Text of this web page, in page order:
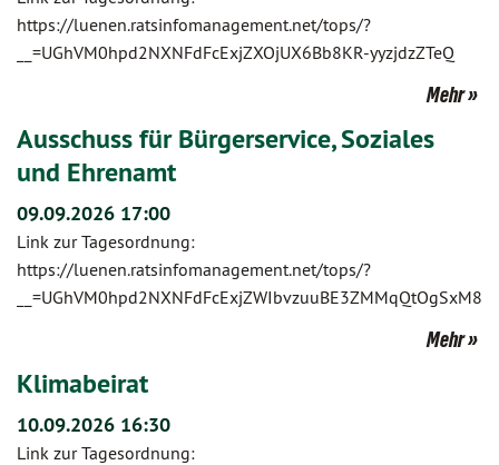
https://luenen.ratsinfomanagement.net/tops/?
__=UGhVM0hpd2NXNFdFcExjZXOjUX6Bb8KR-yyzjdzZTeQ
Mehr
Ausschuss für Bürgerservice, Soziales
und Ehrenamt
09.09.2026 17:00
Link zur Tagesordnung:
https://luenen.ratsinfomanagement.net/tops/?
__=UGhVM0hpd2NXNFdFcExjZWIbvzuuBE3ZMMqQtOgSxM8
Mehr
Klimabeirat
10.09.2026 16:30
Link zur Tagesordnung: